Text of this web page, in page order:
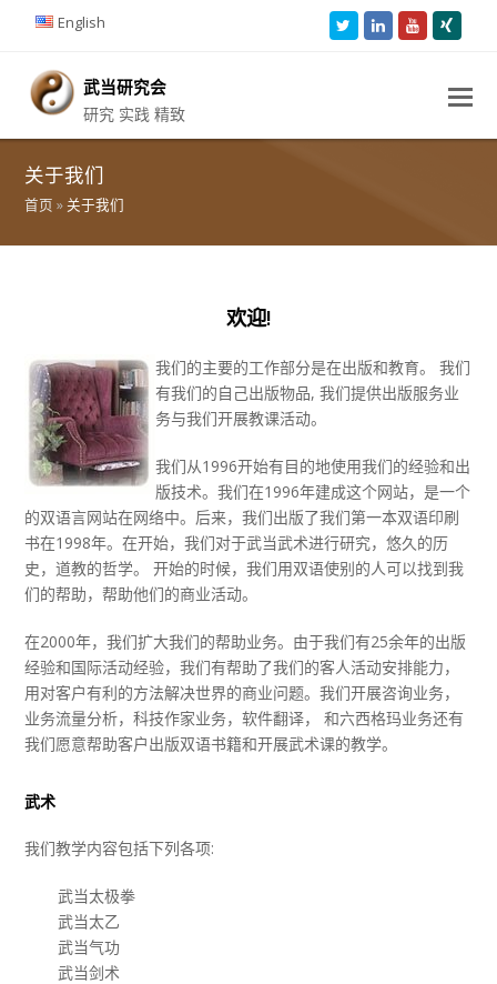
English TwitterLinkedInYoutube
武当研究会
研究 实践 精致
关于我们
首页 »关于我们
欢迎!
我们的主要的工作部分是在出版和教育。 我们
有我们的自己出版物品, 我们提供出版服务业
务与我们开展教课活动。
我们从1996开始有目的地使用我们的经验和出
版技术。我们在1996年建成这个网站，是一个
的双语言网站在网络中。后来，我们出版了我们第一本双语印刷
书在1998年。在开始，我们对于武当武术进行研究，悠久的历
史，道教的哲学。 开始的时候，我们用双语使别的人可以找到我
们的帮助，帮助他们的商业活动。
在2000年，我们扩大我们的帮助业务。由于我们有25余年的出版
经验和国际活动经验，我们有帮助了我们的客人活动安排能力，
用对客户有利的方法解决世界的商业问题。我们开展咨询业务，
业务流量分析，科技作家业务，软件翻译， 和六西格玛业务还有
我们愿意帮助客户出版双语书籍和开展武术课的教学。
武术
我们教学内容包括下列各项:
武当太极拳
武当太乙
武当气功
武当剑术